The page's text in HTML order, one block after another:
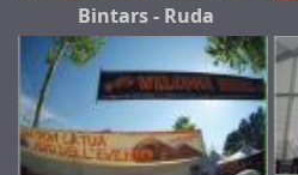
Bintars - Ruda